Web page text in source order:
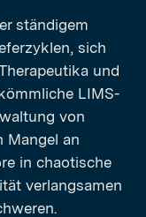
ständigem
sich
und
LIMS-
von
Mangel an
in chaotische
verlangsamen